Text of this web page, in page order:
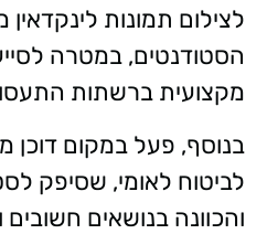
לצילום תמונות לינקדאין
הסטודנטים, במטרה
מקצועית ברשתות
בנוסף, פעל במקום דוכן
לביטוח לאומי, שסיפק
והכוונה בנושאים